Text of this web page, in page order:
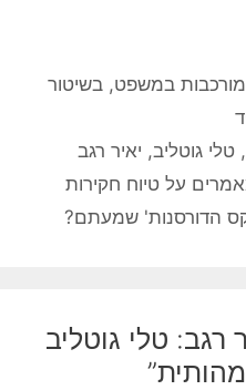
מורכבות במשפט, בשיטור
,טלי גוטליב, יאיר רגב
על טיוח חקירות
הדורסנות' שמעתם?
רגב: טלי גוטליב